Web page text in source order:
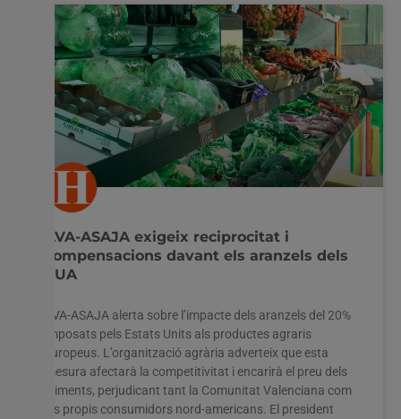
AVA-ASAJA exigeix reciprocitat i
compensacions davant els aranzels dels
EUA
AVA-ASAJA alerta sobre l’impacte dels aranzels del 20%
imposats pels Estats Units als productes agraris
europeus. L’organització agrària adverteix que esta
mesura afectarà la competitivitat i encarirà el preu dels
aliments, perjudicant tant la Comunitat Valenciana com
els propis consumidors nord-americans. El president